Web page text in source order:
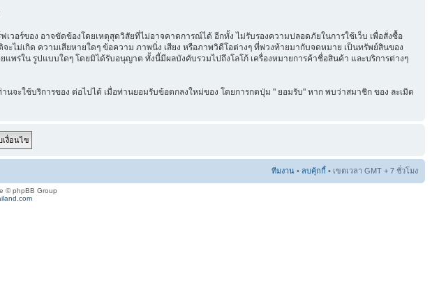
วอร์ของ อาจขัดข้องโดยเหตุสุดวิสัยที่ไม่อาจคาดการณ์ได้ อีกทั้ง ไม่รับรองความปลอดภัยในการใช้เว็บ เพื่อสั่งซื้อ
ม่เกิด ความเสียหายใดๆ ข้อความ ภาพนิ่ง เสียง หรือภาพวิดีโอต่างๆ ที่พ่วงท้ายมากับจดหมาย เป็นทรัพย์สินของ
พร่ใน รูปแบบใดๆ โดยมิได้รับอนุญาต ทั้งนี้มีผลบังคับรวมไปถึงโลโก้ เครื่องหมายการค้าชื่อสินค้า และบริการต่างๆ
ะใช้บริการของ ต่อไปได้ เมื่อท่านยอมรับข้อตกลงใหม่ของ โดยการกดปุ่ม " ยอมรับ" หาก พบว่าสมาชิก ของ ละเมิด
ทีมงาน • ลบคุ้กกี้ • เขตเวลา GMT + 7 ชั่วโมง
© phpBB Group